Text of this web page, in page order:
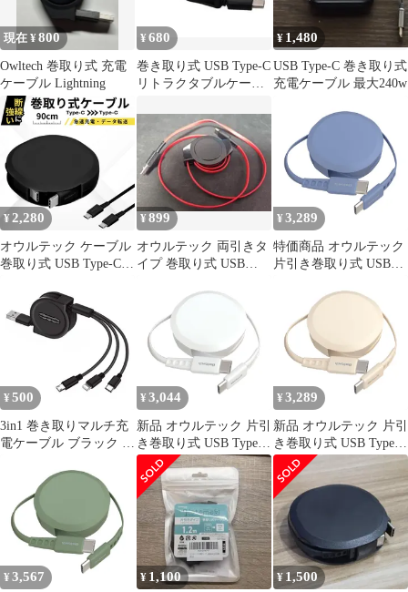
リーズ / 16 シリーズ
/15 シリーズ/スマート
フ
現在 ¥800
Owltech 巻取り式 充電
ケーブル Lightning
¥680
巻き取り式 USB Type-C
リトラクタブルケーブ
¥ 1,480
USB Type-C 巻き取り式
充電ケーブル 最大240w
¥2,280
オウルテック ケーブル
巻取り式 USB Type-C to
PD60W 急速充電 iPhone
シリーズ / スマホ タブ
レット対応 Owltech
¥899
オウルテック 両引きタ
イプ 巻取り式 USB
¥ 3,289
特価商品 オウルテック
片引き巻取り式 USB
90cm PD60W データ通
信対応 温度センサー搭
載 katamaki 巻き取り
Type-Cケーブル iPhone
17 シリーズ / 16 シリー
ズ /15 シリーズ/スマー
¥ 500
3in1 巻き取りマルチ充
電ケーブル ブラック 最
MicroUSB・Type-C [定
形外郵便、送料無
料]mer001
¥ 3,044
新品 オウルテック 片引
き巻取り式 USB Type-C
to Cケーブル 90cm
PD60W データ通信対応
温度センサー搭載
katamaki 巻き取り Type-
Cケーブル iPhone 17 シ
リーズ / 16 シリーズ
/15 シリーズ/スマート
フ
¥ 3,289
新品 オウルテック 片引
き巻取り式 USB Type-C
to Cケーブル 90cm
PD60W データ通信対応
温度センサー搭載
katamaki 巻き取り Type-
Cケーブル iPhone 17 シ
リーズ / 16 シリーズ
/15 シリーズ/スマート
フ
¥ 3,567 ¥ 1,100 ¥ 1,500